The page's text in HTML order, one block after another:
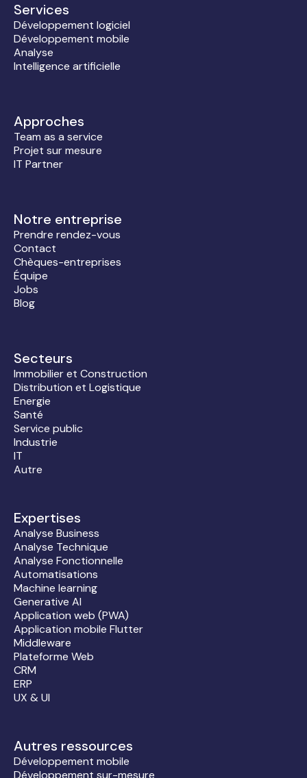
Services
Développement logiciel
Développement mobile
Analyse
Intelligence artificielle
Approches
Team as a service
Projet sur mesure
IT Partner
Notre entreprise
Prendre rendez-vous
Contact
Chèques-entreprises
Équipe
Jobs
Blog
Secteurs
Immobilier et Construction
Distribution et Logistique
Energie
Santé
Service public
Industrie
IT
Autre
Expertises
Analyse Business
Analyse Technique
Analyse Fonctionnelle
Automatisations
Machine learning
Generative AI
Application web (PWA)
Application mobile Flutter
Middleware
Plateforme Web
CRM
ERP
UX & UI
Autres ressources
Développement mobile
Développement sur-mesure